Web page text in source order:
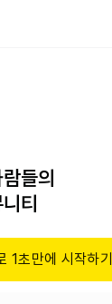
들의
티
1초만에 시작하기